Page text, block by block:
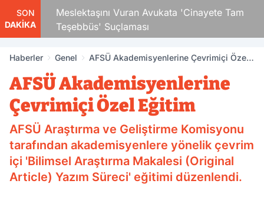
SON
DAKİKA
Meslektaşını Vuran Avukata 'Cinayete Tam
Teşebbüs' Suçlaması
Haberler Genel
AFSÜ Akademisyenlerine Çevrimiçi Özel
AFSÜ Akademisyenlerine
Çevrimiçi Özel Eğitim
AFSÜ Araştırma ve Geliştirme Komisyonu
tarafından akademisyenlere yönelik çevrim
içi 'Bilimsel Araştırma Makalesi (Original
Article) Yazım Süreci' eğitimi düzenlendi.